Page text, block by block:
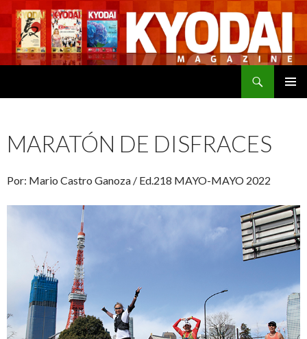
MARATÓN DE DISFRACES
Por: Mario Castro Ganoza / Ed.218 MAYO-MAYO 2022